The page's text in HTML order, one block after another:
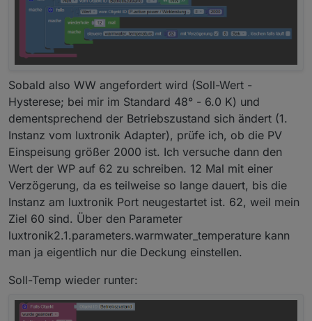
Sobald also WW angefordert wird (Soll-Wert -
Hysterese; bei mir im Standard 48° - 6.0 K) und
dementsprechend der Betriebszustand sich ändert (1.
Instanz vom luxtronik Adapter), prüfe ich, ob die PV
Einspeisung größer 2000 ist. Ich versuche dann den
Wert der WP auf 62 zu schreiben. 12 Mal mit einer
Verzögerung, da es teilweise so lange dauert, bis die
Instanz am luxtronik Port neugestartet ist. 62, weil mein
Ziel 60 sind. Über den Parameter
luxtronik2.1.parameters.warmwater_temperature kann
man ja eigentlich nur die Deckung einstellen.
Soll-Temp wieder runter: